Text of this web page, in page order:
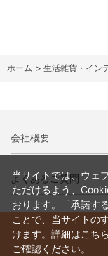
ホーム > 生活雑貨・イン
会社概要
よくあるご質問
当サイトでは、ウェ
ただけるよう、
おります。「承諾す
ことで、当サイトの
けます。詳細はこち
ご確認ください。